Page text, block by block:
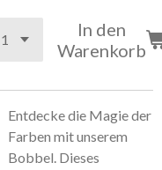
In den
Warenkorb
Entdecke die Magie der
Farben mit unserem
Bobbel. Dieses